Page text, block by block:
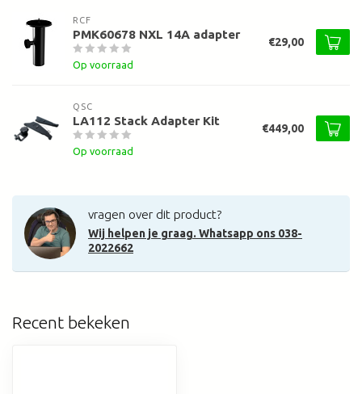
RCF
PMK60678 NXL 14A adapter
Op voorraad
€29,00
QSC
LA112 Stack Adapter Kit
Op voorraad
€449,00
vragen over dit product?
Wij helpen je graag. Whatsapp ons 038-
2022662
Recent bekeken